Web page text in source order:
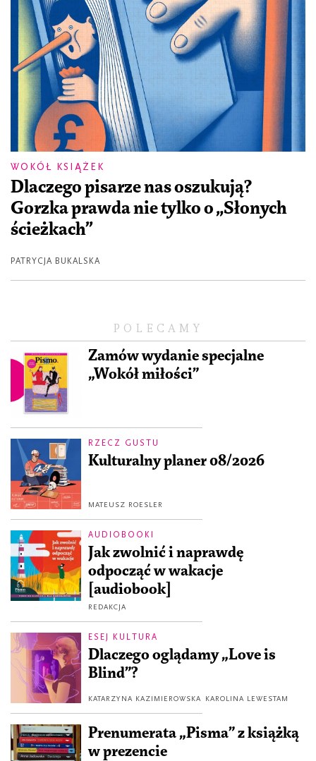
POLECAMY
Zamów wydanie specjalne
„Wokół miłości”
RZECZ GUSTU
Kulturalny planer 08/2026
MATEUSZ ROESLER
AUDIOBOOKI
Jak zwolnić i naprawdę
odpocząć w wakacje
[audiobook]
REDAKCJA
ESEJ KULTURA
Dlaczego oglądamy „Love is
Blind”?
KATARZYNA KAZIMIEROWSKA KAROLINA LEWESTAM
Prenumerata „Pisma” z książką
w prezencie
WOKÓŁ KSIĄŻEK
Dlaczego pisarze nas oszukują?
Gorzka prawda nie tylko o „Słonych
ścieżkach”
PATRYCJA BUKALSKA